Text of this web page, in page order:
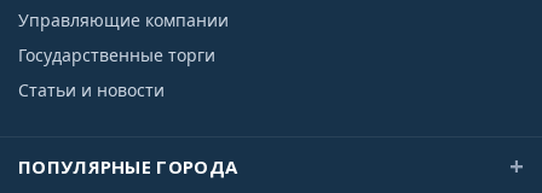
Управляющие компании
Государственные торги
Статьи и новости
ПОПУЛЯРНЫЕ ГОРОДА